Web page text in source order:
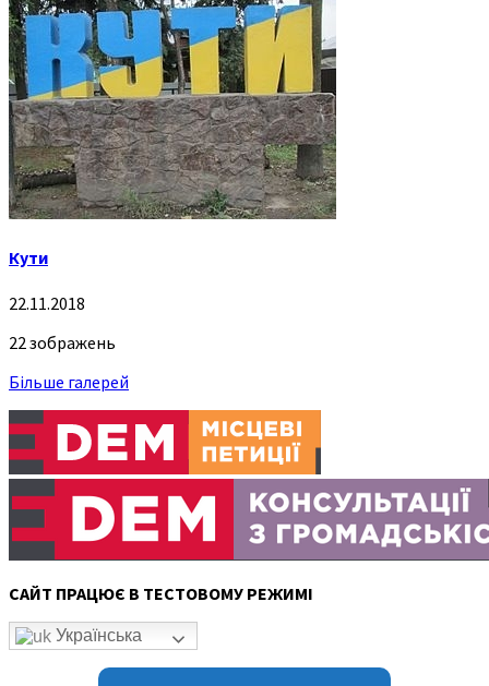
Кути
22.11.2018
22 зображень
Більше галерей
САЙТ ПРАЦЮЄ В ТЕСТОВОМУ РЕЖИМІ
Українська